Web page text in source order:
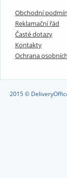
Obchodní
Reklamační řád
Časté dotazy
Kontakty
Ochrana
2015 ©